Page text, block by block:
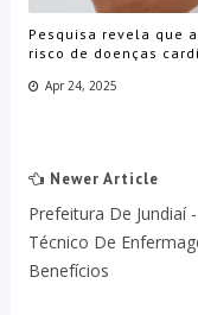
Pesquisa revela que
risco de doenças
Apr 24, 2025
Newer Article
Prefeitura De Jundiaí
Técnico De
Benefícios